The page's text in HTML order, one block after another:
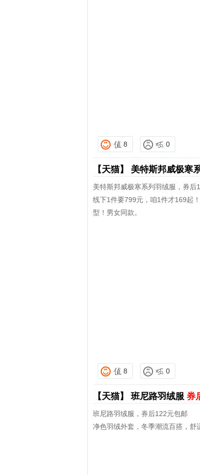
8 0
【天猫】 美特斯邦威极寒
美特斯邦威极寒系列羽绒服，券后
线下1件要799元，咱1件才169起
型！男女同款。
8 0
【天猫】 班尼路羽绒服 券
班尼路羽绒服，券后122元包邮
净色羽绒外套，冬季潮流百搭，舒